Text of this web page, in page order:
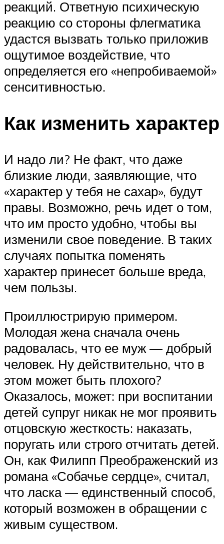
реакций. Ответную психическую
реакцию со стороны флегматика
удастся вызвать только приложив
ощутимое воздействие, что
определяется его «непробиваемой»
сенситивностью.
Как изменить характер
И надо ли? Не факт, что даже
близкие люди, заявляющие, что
«характер у тебя не сахар», будут
правы. Возможно, речь идет о том,
что им просто удобно, чтобы вы
изменили свое поведение. В таких
случаях попытка поменять
характер принесет больше вреда,
чем пользы.
Проиллюстрирую примером.
Молодая жена сначала очень
радовалась, что ее муж — добрый
человек. Ну действительно, что в
этом может быть плохого?
Оказалось, может: при воспитании
детей супруг никак не мог проявить
отцовскую жесткость: наказать,
поругать или строго отчитать детей.
Он, как Филипп Преображенский из
романа «Собачье сердце», считал,
что ласка — единственный способ,
который возможен в обращении с
живым существом.